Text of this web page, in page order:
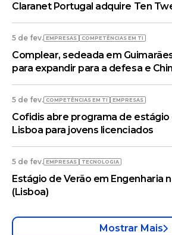
Claranet Portugal adquire Ten
5 de fev. EMPRESAS COMPETÊNCIAS EM TI
Complear, sedeada em
para expandir para a defesa e
5 de fev. COMPETÊNCIAS EM TI EMPRESAS
Cofidis abre programa de estágio
Lisboa para jovens licenciados
5 de fev. EMPRESAS TECNOLOGIA
Estágio de Verão em Engenharia
(Lisboa)
Mostrar Mais